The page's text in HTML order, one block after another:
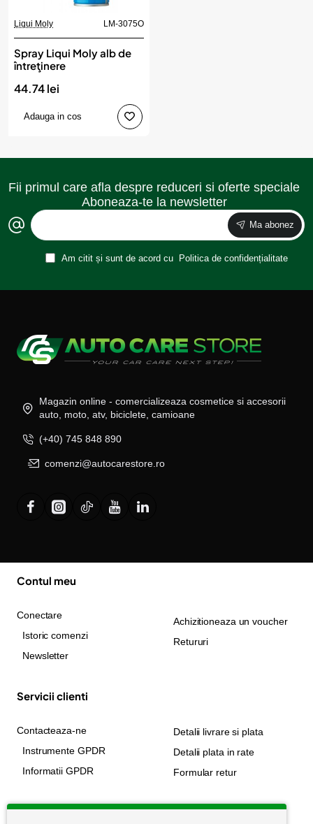
Liqui Moly LM-3075O
Spray Liqui Moly alb de
întreţinere
44.74 lei
Adauga in cos
Fii primul care afla despre reduceri si oferte speciale
Aboneaza-te la newsletter
Ma abonez
Am citit și sunt de acord cu Politica de confidențialitate
Magazin online - comercializeaza cosmetice si accesorii
auto, moto, atv, biciclete, camioane
(+40) 745 848 890
comenzi@autocarestore.ro
Contul meu
Conectare
Istoric comenzi
Newsletter
Achizitioneaza un voucher
Retururi
Servicii clienti
Contacteaza-ne
Instrumente GPDR
Informatii GPDR
Detalii livrare si plata
Detalii plata in rate
Formular retur